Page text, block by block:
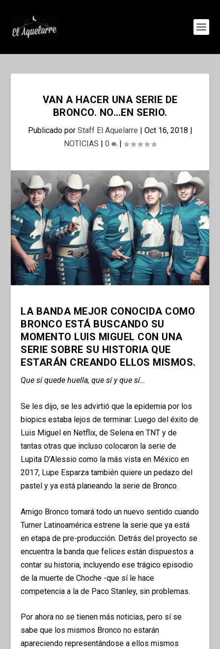
VAN A HACER UNA SERIE DE
BRONCO. NO…EN SERIO.
Publicado por Staff El Aquelarre | Oct 16, 2018 |
NOTICIAS | 0 |
LA BANDA MEJOR CONOCIDA COMO
BRONCO ESTÁ BUSCANDO SU
MOMENTO LUIS MIGUEL CON UNA
SERIE SOBRE SU HISTORIA QUE
ESTARÁN CREANDO ELLOS MISMOS.
Que sí quede huella, que sí y que sí…
Se les dijo, se les advirtió que la epidemia por los
biopics estaba lejos de terminar. Luego del éxito de
Luis Miguel en Netflix, de Selena en TNT y de
tantas otras que incluso colocaron la serie de
Lupita D’Alessio como la más vista en México en
2017, Lupe Esparza también quiere un pedazo del
pastel y ya está planeando la serie de Bronco.
Amigo Bronco tomará todo un nuevo sentido cuando
Turner Latinoamérica estrene la serie que ya está
en etapa de pre-producción. Detrás del proyecto se
encuentra la banda que felices están dispuestos a
contar su historia, incluyendo ese trágico episodio
de la muerte de Choche -que sí le hace
competencia a la de Paco Stanley, sin problemas.
Por ahora no se tienen más noticias, pero sí se
sabe que los mismos Bronco no estarán
apareciendo representándose a ellos mismos